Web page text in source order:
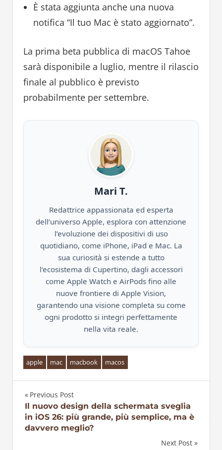
È stata aggiunta anche una nuova
notifica “Il tuo Mac è stato aggiornato”.
La prima beta pubblica di macOS Tahoe
sarà disponibile a luglio, mentre il rilascio
finale al pubblico è previsto
probabilmente per settembre.
Mari T.
Redattrice appassionata ed esperta
dell’universo Apple, esplora con attenzione
l’evoluzione dei dispositivi di uso
quotidiano, come iPhone, iPad e Mac. La
sua curiosità si estende a tutto
l’ecosistema di Cupertino, dagli accessori
come Apple Watch e AirPods fino alle
nuove frontiere di Apple Vision,
garantendo una visione completa su come
ogni prodotto si integri perfettamente
nella vita reale.
apple mac macbook macos
Navigazione
articoli
Previous Post
Il nuovo design della schermata sveglia
in iOS 26: più grande, più semplice, ma è
davvero meglio?
Next Post